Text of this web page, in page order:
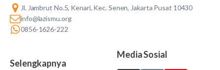
Jl. Jambrut No.5, Kenari, Kec. Senen, Jakarta Pusat 10430
info@lazismu.org
0856-1626-222
Selengkapnya
Media Sosial